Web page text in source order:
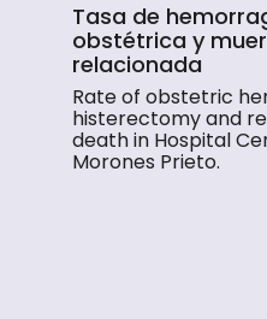
Tasa de
obstétrica y
relacionada
Rate of obstetric
histerectomy and
death in Hospital
Morones Prieto.